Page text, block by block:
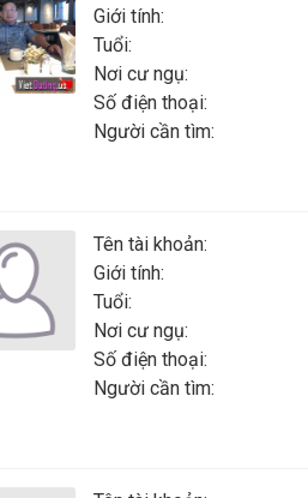
Giới tính:
Tuổi:
Nơi cư ngụ:
Số điện thoại:
Người cần tìm:
Tên tài khoản:
Giới tính:
Tuổi:
Nơi cư ngụ:
Số điện thoại:
Người cần tìm: